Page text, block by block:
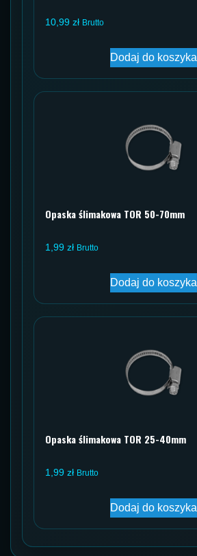
10,99 zł Brutto
Dodaj do koszyka
Opaska ślimakowa TOR 50-70mm
1,99 zł Brutto
Dodaj do koszyka
Opaska ślimakowa TOR 25-40mm
1,99 zł Brutto
Dodaj do koszyka